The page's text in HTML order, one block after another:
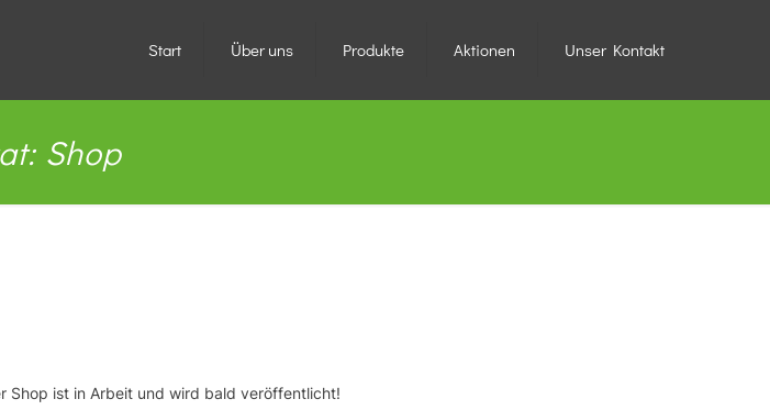
Start Über uns Produkte Aktionen Unser Kontakt
Shop
Shop ist in Arbeit und wird bald veröffentlicht!